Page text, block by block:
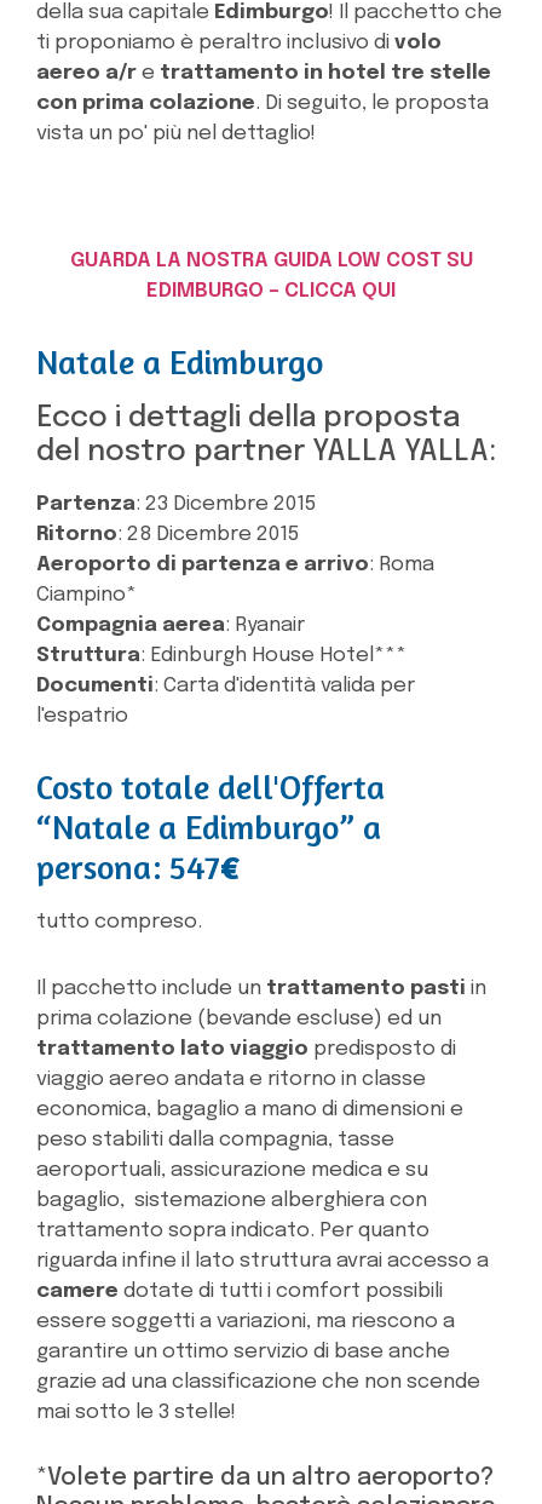
della sua capitale Edimburgo! Il pacchetto che
ti proponiamo è peraltro inclusivo di volo
aereo a/r e trattamento in hotel tre stelle
con prima colazione. Di seguito, le proposta
vista un po' più nel dettaglio!
GUARDA LA NOSTRA GUIDA LOW COST SU
EDIMBURGO – CLICCA QUI
Natale a Edimburgo
Ecco i dettagli della proposta
del nostro partner YALLA YALLA:
Partenza: 23 Dicembre 2015
Ritorno: 28 Dicembre 2015
Aeroporto di partenza e arrivo: Roma
Ciampino*
Compagnia aerea: Ryanair
Struttura: Edinburgh House Hotel***
Documenti: Carta d'identità valida per
l'espatrio
Costo totale dell'Offerta
“Natale a Edimburgo” a
persona: 547€
tutto compreso.
Il pacchetto include un trattamento pasti in
prima colazione (bevande escluse) ed un
trattamento lato viaggio predisposto di
viaggio aereo andata e ritorno in classe
economica, bagaglio a mano di dimensioni e
peso stabiliti dalla compagnia, tasse
aeroportuali, assicurazione medica e su
bagaglio, sistemazione alberghiera con
trattamento sopra indicato. Per quanto
riguarda infine il lato struttura avrai accesso a
camere dotate di tutti i comfort possibili
essere soggetti a variazioni, ma riescono a
garantire un ottimo servizio di base anche
grazie ad una classificazione che non scende
mai sotto le 3 stelle!
*Volete partire da un altro aeroporto?